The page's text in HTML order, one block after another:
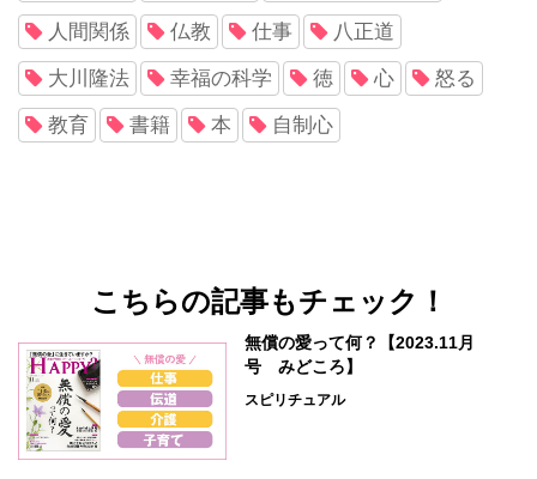
人間関係 仏教 仕事 八正道
大川隆法 幸福の科学 徳 心 怒る
教育 書籍 本 自制心
こちらの記事もチェック！
無償の愛って何？【2023.11月
号 みどころ】
スピリチュアル